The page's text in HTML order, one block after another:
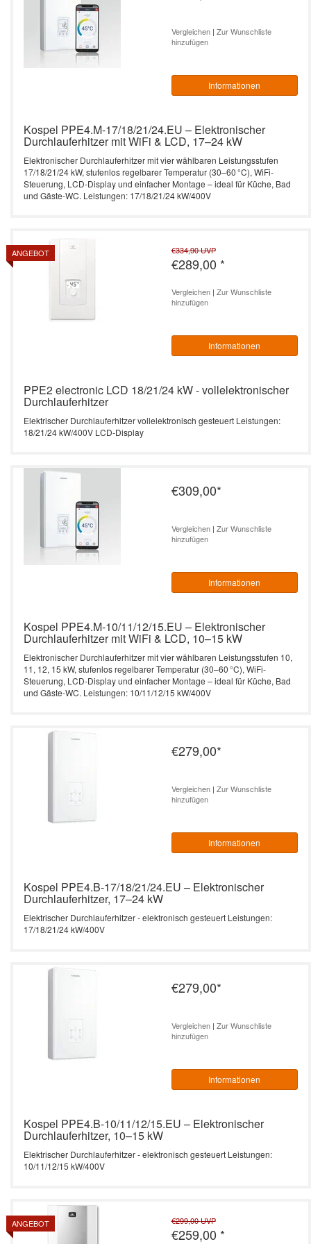
Leistung: 18 kW / 400V
Leistung: 21 kW / 400V
Leistung: 27 kW / 400V
Leistung: 36 kW / 400V
Kleindurchlauferhitzer
effizient & smart
Kospel PPE4.B Durchlauferhitzer – 10
bis 27 kW, effizient & kompakt
PPE1 electronic 9/12/15, 18/21/24, 27
PPE2 electronic LCD 9/12/15,
18/21/24, 27 kW
EPP Maximus electronic 36 kW
Zubehör Durchlauferhitzer
L3-Serie 4-24 kW -
vollelektronisch -
programmierbar
Elektrischer Heizkessel
EKCO.TM -
witterungsgeführt mit
zwei Heizaggregaten
SW Termo Max
Elektrische Heizkessel
Durchlauferhitzer
Vertrag widerrufen Vergleichen| Zur Wunschliste
hinzufügen
Informationen
Kospel PPE4.M-17/18/21/24.EU – Elektronischer
Durchlauferhitzer mit WiFi & LCD, 17–24 kW
Elektronischer Durchlauferhitzer mit vier wählbaren Leistungsstufen
17/18/21/24 kW, stufenlos regelbarer Temperatur (30–60 °C), WiFi-
Steuerung, LCD-Display und einfacher Montage – ideal für Küche, Bad
und Gäste-WC. Leistungen: 17/18/21/24 kW/400V
ANGEBOT €334,90UVP
€289,00 *
Vergleichen| Zur Wunschliste
hinzufügen
Informationen
PPE2 electronic LCD 18/21/24 kW - vollelektronischer
Durchlauferhitzer
Elektrischer Durchlauferhitzer vollelektronisch gesteuert Leistungen:
18/21/24 kW/400V LCD-Display
€309,00*
Vergleichen| Zur Wunschliste
hinzufügen
Informationen
Kospel PPE4.M-10/11/12/15.EU – Elektronischer
Durchlauferhitzer mit WiFi & LCD, 10–15 kW
Elektronischer Durchlauferhitzer mit vier wählbaren Leistungsstufen 10,
11, 12, 15 kW, stufenlos regelbarer Temperatur (30–60 °C), WiFi-
Steuerung, LCD-Display und einfacher Montage – ideal für Küche, Bad
und Gäste-WC. Leistungen: 10/11/12/15 kW/400V
€279,00*
Vergleichen| Zur Wunschliste
hinzufügen
Informationen
Kospel PPE4.B-17/18/21/24.EU – Elektronischer
Durchlauferhitzer, 17–24 kW
Elektrischer Durchlauferhitzer - elektronisch gesteuert Leistungen:
17/18/21/24 kW/400V
€279,00*
Vergleichen| Zur Wunschliste
hinzufügen
Informationen
Kospel PPE4.B-10/11/12/15.EU – Elektronischer
Durchlauferhitzer, 10–15 kW
Elektrischer Durchlauferhitzer - elektronisch gesteuert Leistungen:
10/11/12/15 kW/400V
ANGEBOT €299,00UVP
€259,00 *